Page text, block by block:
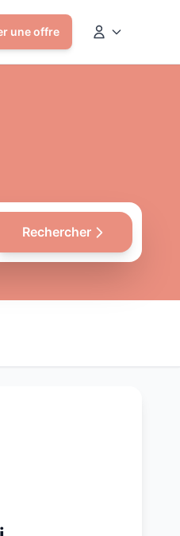
une offre
Rechercher